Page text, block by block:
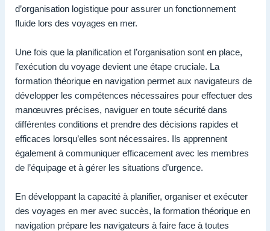
d’organisation logistique pour assurer un fonctionnement
fluide lors des voyages en mer.
Une fois que la planification et l’organisation sont en place,
l’exécution du voyage devient une étape cruciale. La
formation théorique en navigation permet aux navigateurs de
développer les compétences nécessaires pour effectuer des
manœuvres précises, naviguer en toute sécurité dans
différentes conditions et prendre des décisions rapides et
efficaces lorsqu’elles sont nécessaires. Ils apprennent
également à communiquer efficacement avec les membres
de l’équipage et à gérer les situations d’urgence.
En développant la capacité à planifier, organiser et exécuter
des voyages en mer avec succès, la formation théorique en
navigation prépare les navigateurs à faire face à toutes